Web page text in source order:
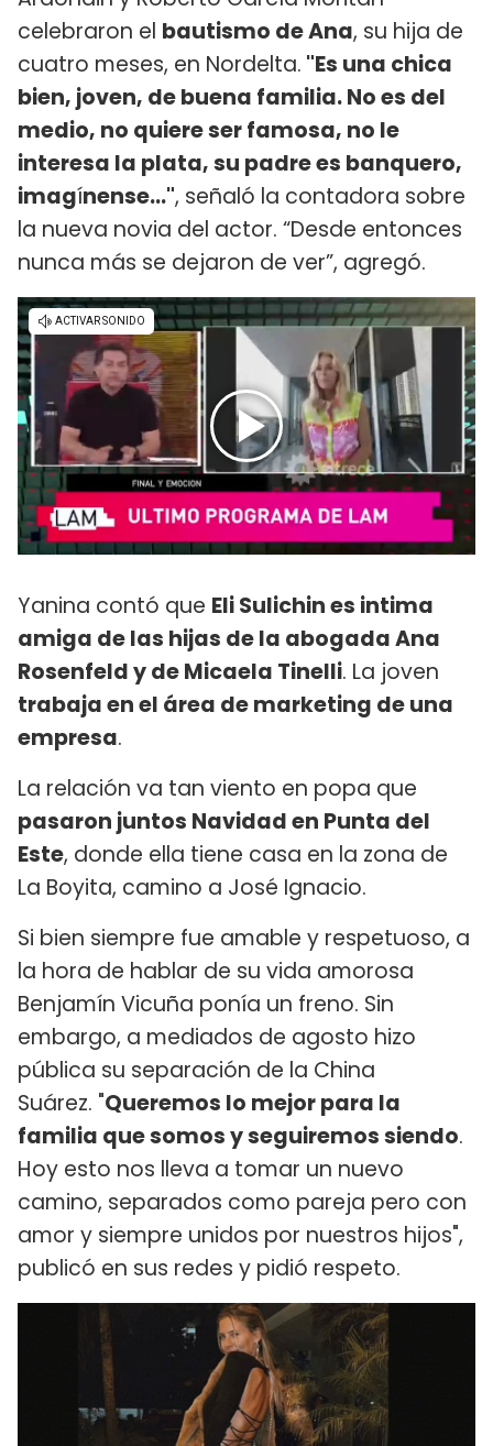
celebraron el bautismo de Ana, su hija de
cuatro meses, en Nordelta. "Es una chica
bien, joven, de buena familia. No es del
medio, no quiere ser famosa, no le
interesa la plata, su padre es banquero,
imagínense...", señaló la contadora sobre
la nueva novia del actor. “Desde entonces
nunca más se dejaron de ver”, agregó.
Yanina contó que Eli Sulichin es intima
amiga de las hijas de la abogada Ana
Rosenfeld y de Micaela Tinelli. La joven
trabaja en el área de marketing de una
empresa.
La relación va tan viento en popa que
pasaron juntos Navidad en Punta del
Este, donde ella tiene casa en la zona de
La Boyita, camino a José Ignacio.
Si bien siempre fue amable y respetuoso, a
la hora de hablar de su vida amorosa
Benjamín Vicuña ponía un freno. Sin
embargo, a mediados de agosto hizo
pública su separación de la China
Suárez. "Queremos lo mejor para la
familia que somos y seguiremos siendo.
Hoy esto nos lleva a tomar un nuevo
camino, separados como pareja pero con
amor y siempre unidos por nuestros hijos",
publicó en sus redes y pidió respeto.